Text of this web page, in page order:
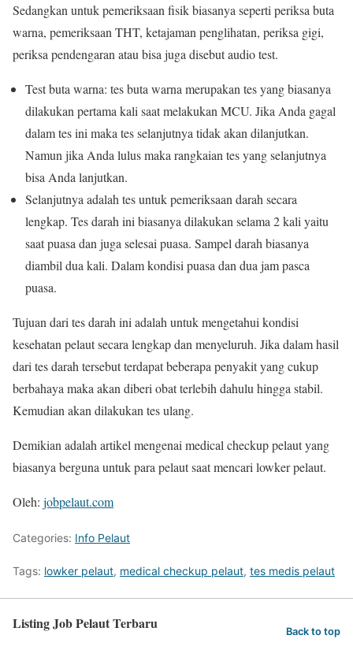
Sedangkan untuk pemeriksaan fisik biasanya seperti periksa buta
warna, pemeriksaan THT, ketajaman penglihatan, periksa gigi,
periksa pendengaran atau bisa juga disebut audio test.
Test buta warna: tes buta warna merupakan tes yang biasanya
dilakukan pertama kali saat melakukan MCU. Jika Anda gagal
dalam tes ini maka tes selanjutnya tidak akan dilanjutkan.
Namun jika Anda lulus maka rangkaian tes yang selanjutnya
bisa Anda lanjutkan.
Selanjutnya adalah tes untuk pemeriksaan darah secara
lengkap. Tes darah ini biasanya dilakukan selama 2 kali yaitu
saat puasa dan juga selesai puasa. Sampel darah biasanya
diambil dua kali. Dalam kondisi puasa dan dua jam pasca
puasa.
Tujuan dari tes darah ini adalah untuk mengetahui kondisi
kesehatan pelaut secara lengkap dan menyeluruh. Jika dalam hasil
dari tes darah tersebut terdapat beberapa penyakit yang cukup
berbahaya maka akan diberi obat terlebih dahulu hingga stabil.
Kemudian akan dilakukan tes ulang.
Demikian adalah artikel mengenai medical checkup pelaut yang
biasanya berguna untuk para pelaut saat mencari lowker pelaut.
Oleh: jobpelaut.com
Categories: Info Pelaut
Tags: lowker pelaut, medical checkup pelaut, tes medis pelaut
Listing Job Pelaut Terbaru Back to top